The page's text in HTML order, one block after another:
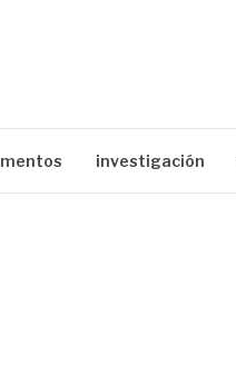
investigación